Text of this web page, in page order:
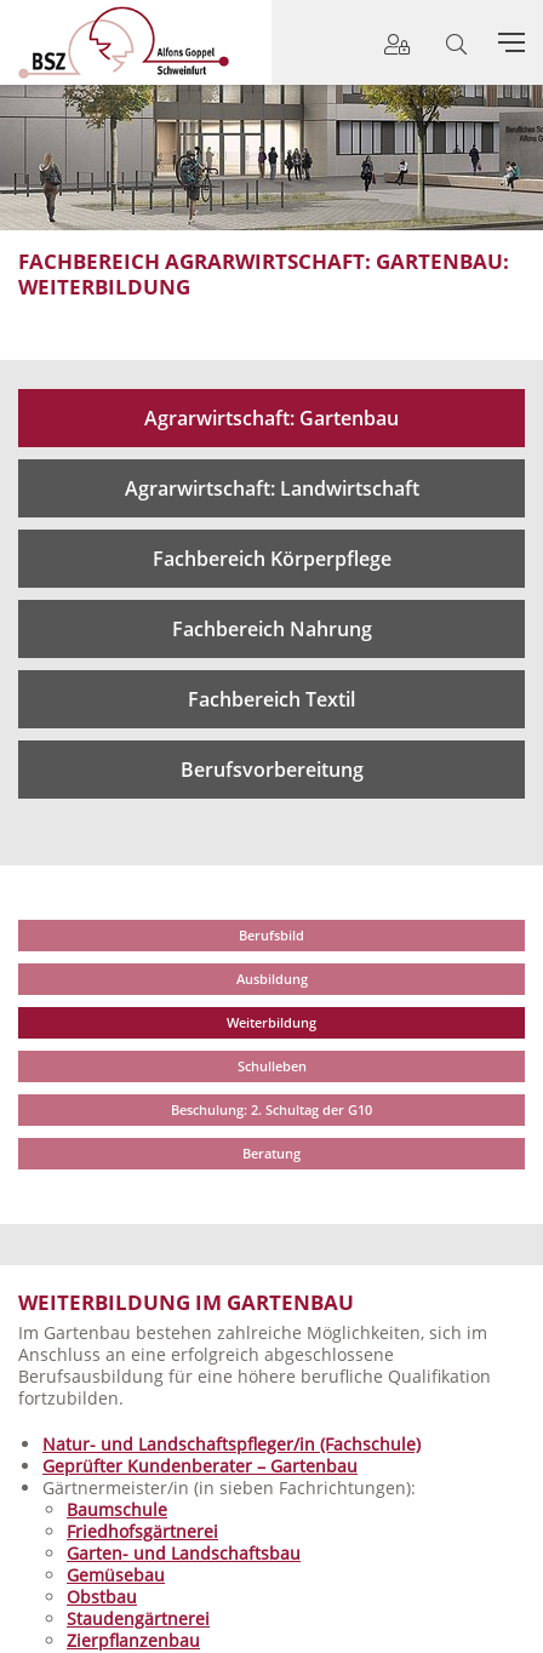
FACHBEREICH AGRARWIRTSCHAFT: GARTENBAU:
WEITERBILDUNG
Agrarwirtschaft: Gartenbau
Agrarwirtschaft: Landwirtschaft
Fachbereich Körperpflege
Fachbereich Nahrung
Fachbereich Textil
Berufsvorbereitung
Berufsbild
Ausbildung
Weiterbildung
Schulleben
Beschulung: 2. Schultag der G10
Beratung
WEITERBILDUNG IM GARTENBAU
Im Gartenbau bestehen zahlreiche Möglichkeiten, sich im
Anschluss an eine erfolgreich abgeschlossene
Berufsausbildung für eine höhere berufliche Qualifikation
fortzubilden.
Natur- und Landschaftspfleger/in (Fachschule)
Geprüfter Kundenberater – Gartenbau
Gärtnermeister/in (in sieben Fachrichtungen):
Baumschule
Friedhofsgärtnerei
Garten- und Landschaftsbau
Gemüsebau
Obstbau
Staudengärtnerei
Zierpflanzenbau